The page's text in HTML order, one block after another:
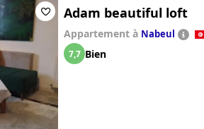
Adam beautiful loft
Appartement à Nabeul
7,7 Bien